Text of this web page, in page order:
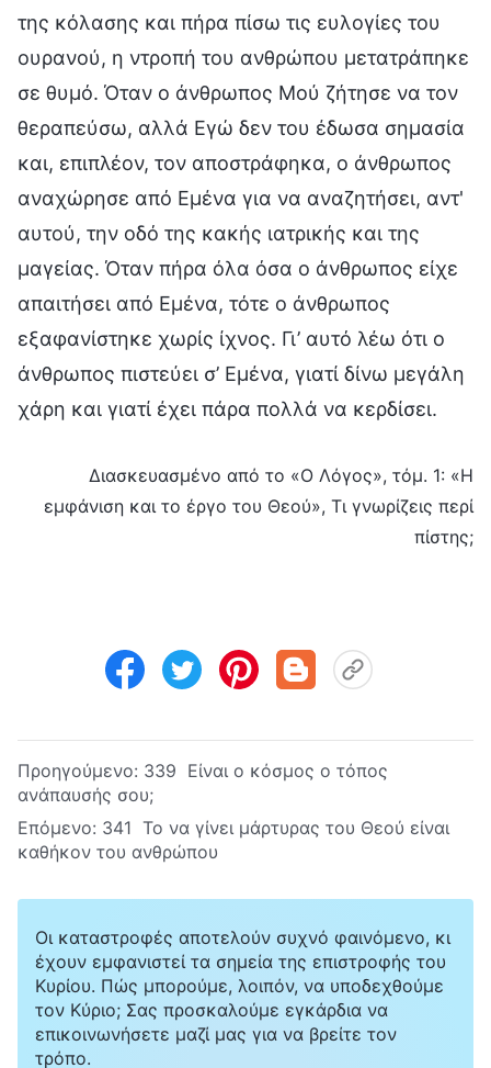
της κόλασης και πήρα πίσω τις ευλογίες του
ουρανού, η ντροπή του ανθρώπου μετατράπηκε
σε θυμό. Όταν ο άνθρωπος Μού ζήτησε να τον
θεραπεύσω, αλλά Εγώ δεν του έδωσα σημασία
και, επιπλέον, τον αποστράφηκα, ο άνθρωπος
αναχώρησε από Εμένα για να αναζητήσει, αντ'
αυτού, την οδό της κακής ιατρικής και της
μαγείας. Όταν πήρα όλα όσα ο άνθρωπος είχε
απαιτήσει από Εμένα, τότε ο άνθρωπος
εξαφανίστηκε χωρίς ίχνος. Γι’ αυτό λέω ότι ο
άνθρωπος πιστεύει σ’ Εμένα, γιατί δίνω μεγάλη
χάρη και γιατί έχει πάρα πολλά να κερδίσει.
Διασκευασμένο από το «Ο Λόγος», τόμ. 1: «Η
εμφάνιση και το έργο του Θεού», Τι γνωρίζεις περί
πίστης;
Προηγούμενο: 339 Είναι ο κόσμος ο τόπος
ανάπαυσής σου;
Επόμενο: 341 Το να γίνει μάρτυρας του Θεού είναι
καθήκον του ανθρώπου
Οι καταστροφές αποτελούν συχνό φαινόμενο, κι
έχουν εμφανιστεί τα σημεία της επιστροφής του
Κυρίου. Πώς μπορούμε, λοιπόν, να υποδεχθούμε
τον Κύριο; Σας προσκαλούμε εγκάρδια να
επικοινωνήσετε μαζί μας για να βρείτε τον
τρόπο.